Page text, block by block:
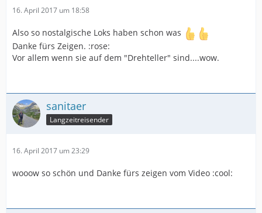
16. April 2017 um 18:58
Also so nostalgische Loks haben schon was
Danke fürs Zeigen. :rose:
Vor allem wenn sie auf dem "Drehteller" sind....wow.
sanitaer
Langzeitreisender
16. April 2017 um 23:29
wooow so schön und Danke fürs zeigen vom Video :cool: